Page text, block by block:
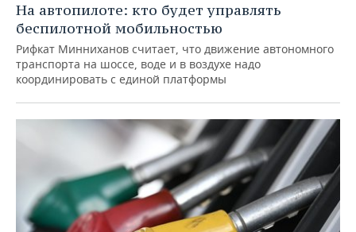
На автопилоте: кто будет управлять
беспилотной мобильностью
Рифкат Минниханов считает, что движение автономного
транспорта на шоссе, воде и в воздухе надо
координировать с единой платформы